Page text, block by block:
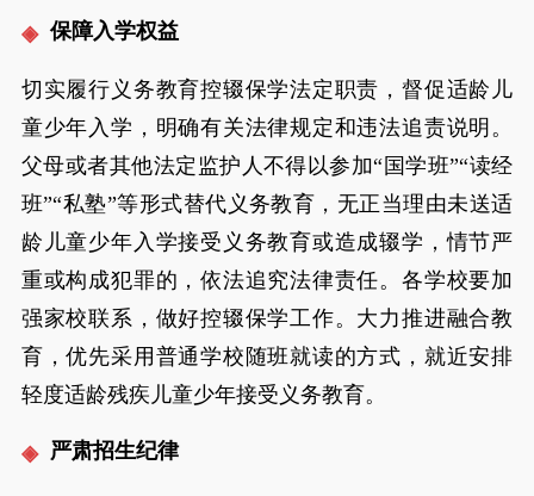
保障入学权益
切实履行义务教育控辍保学法定职责，督促适龄儿
童少年入学，明确有关法律规定和违法追责说明。
父母或者其他法定监护人不得以参加“国学班”“读经
班”“私塾”等形式替代义务教育，无正当理由未送适
龄儿童少年入学接受义务教育或造成辍学，情节严
重或构成犯罪的，依法追究法律责任。各学校要加
强家校联系，做好控辍保学工作。大力推进融合教
育，优先采用普通学校随班就读的方式，就近安排
轻度适龄残疾儿童少年接受义务教育。
严肃招生纪律